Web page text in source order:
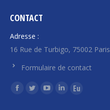
CONTACT
Adresse :
16 Rue de Turbigo, 75002 Paris
Formulaire de contact
Find us on:
Facebook
TwitterYouTube
LinkedinEuroquity